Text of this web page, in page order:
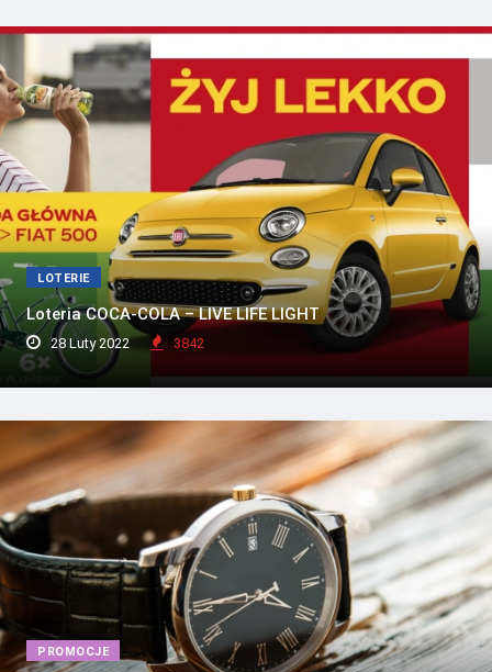
LOTERIE
Loteria COCA-COLA – LIVE LIFE LIGHT
28 Luty 2022 3842
PROMOCJE